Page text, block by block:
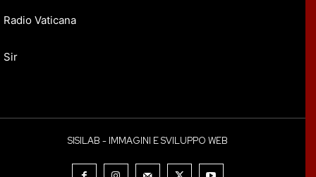
Radio Vaticana
Sir
SISILAB - IMMAGINI E SVILUPPO WEB